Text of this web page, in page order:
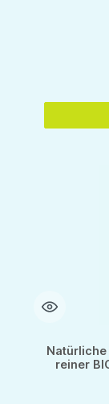
Natürliche
reiner